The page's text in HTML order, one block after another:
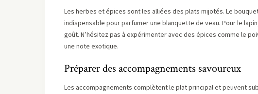
Les herbes et épices sont les alliées des plats mijotés. Le
indispensable pour parfumer une blanquette de veau. Pour le
goût. N’hésitez pas à expérimenter avec des épices comme le
une note exotique.
Préparer des accompagnements savoureux
Les accompagnements complètent le plat principal et peuvent